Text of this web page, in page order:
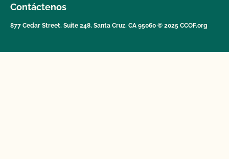
Contáctenos
877 Cedar Street, Suite 248, Santa Cruz, CA 95060 © 2025 CCOF.org